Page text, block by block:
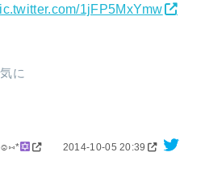
1jFP5MxYmw
に
☺︎⑅* 2014-10-05 20:39